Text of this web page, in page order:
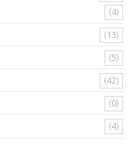
(4)
(13)
(5)
(42)
(0)
(4)